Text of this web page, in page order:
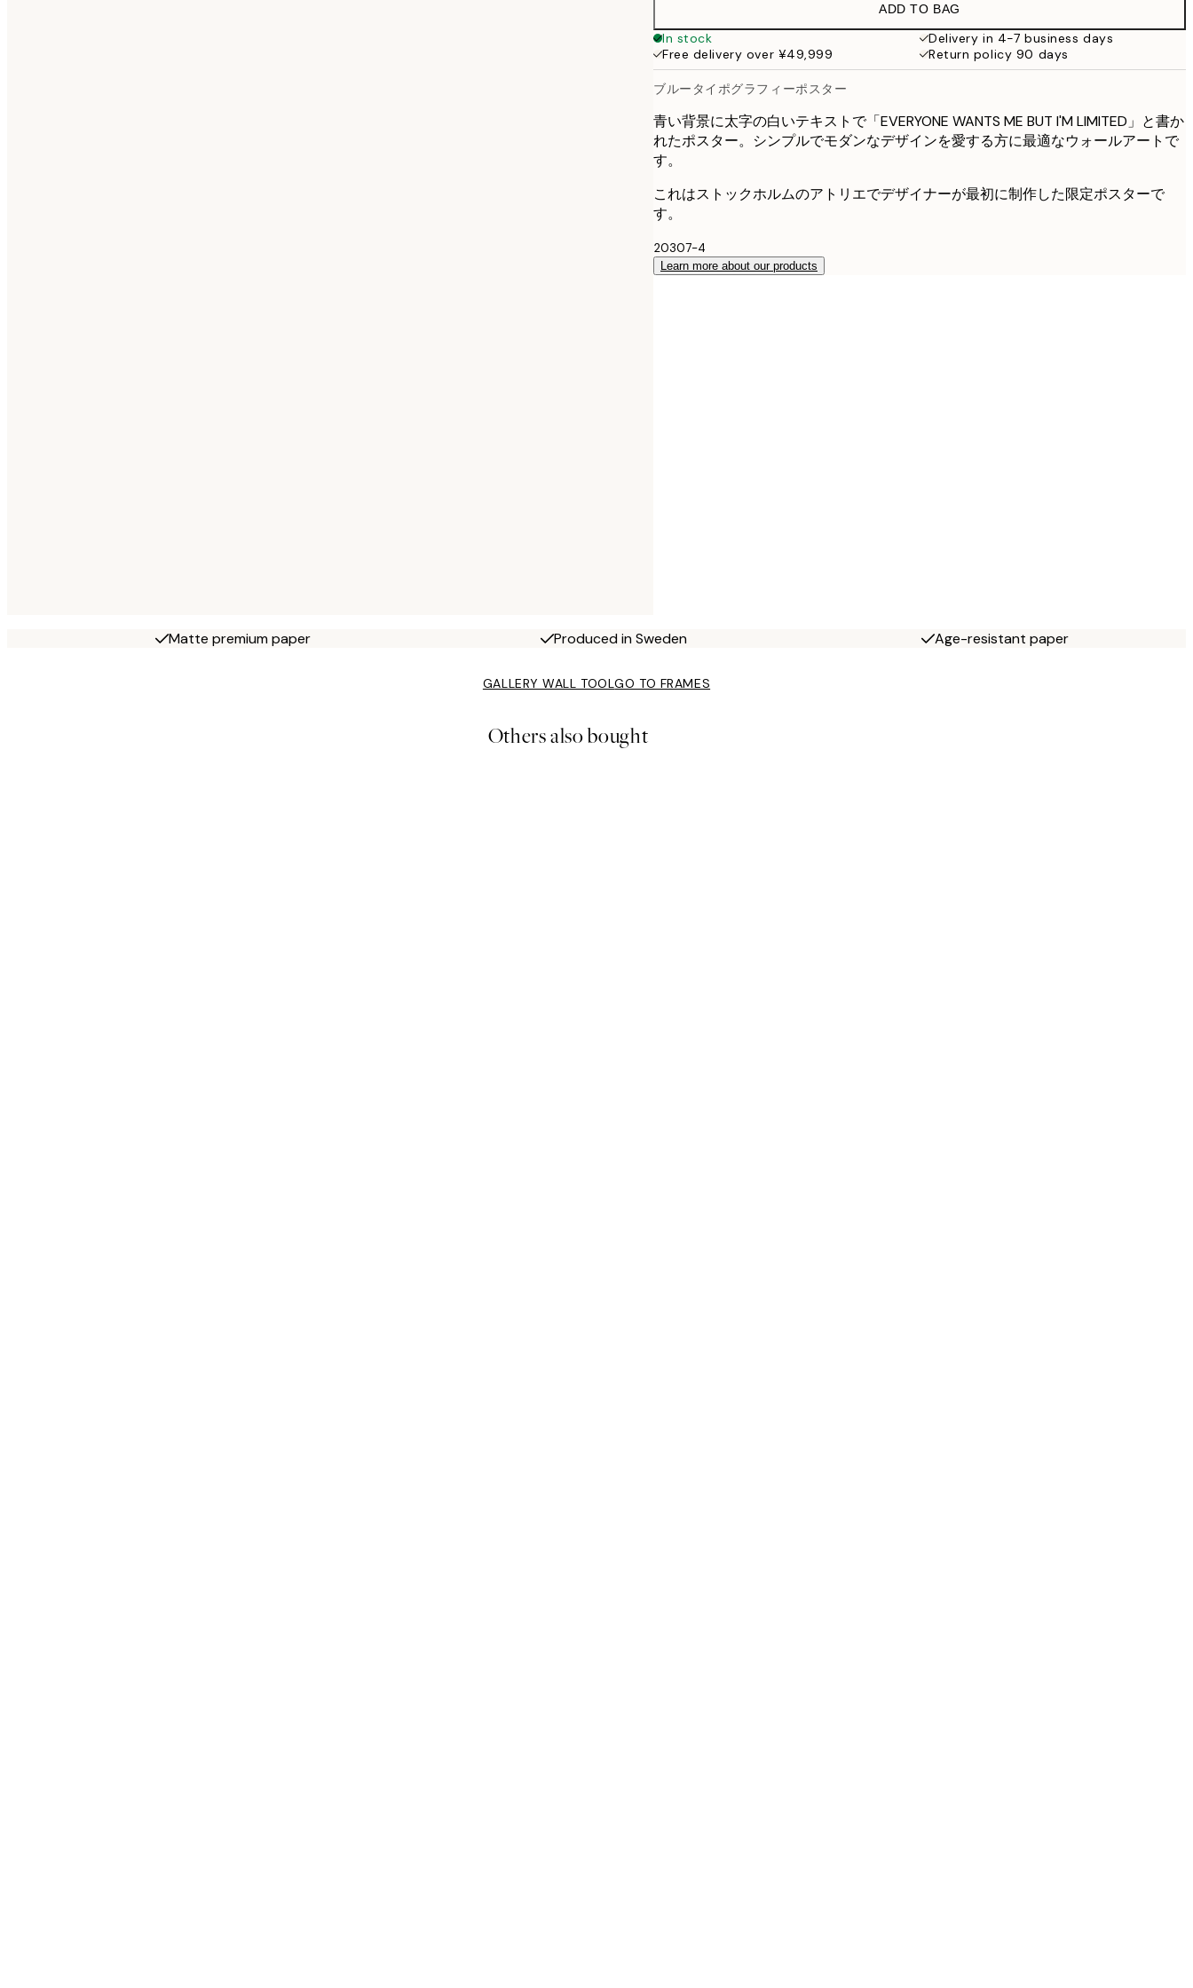
ADD TO BAG
In stock
Delivery in 4-7 business days
Free delivery over ¥49,999
Return policy 90 days
ブルータイポグラフィーポスター
青い背景に太字の白いテキストで「EVERYONE WANTS ME BUT I'M LIMITED」と書か
れたポスター。シンプルでモダンなデザインを愛する方に最適なウォールアートで
す。
これはストックホルムのアトリエでデザイナーが最初に制作した限定ポスターで
す。
20307-4
Learn more about our products
Matte premium paper Produced in Sweden Age-resistant paper
GALLERY WALL TOOLGO TO FRAMES
Others also bought